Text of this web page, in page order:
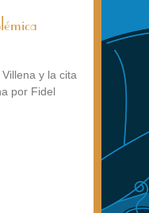
y la cita
por Fidel